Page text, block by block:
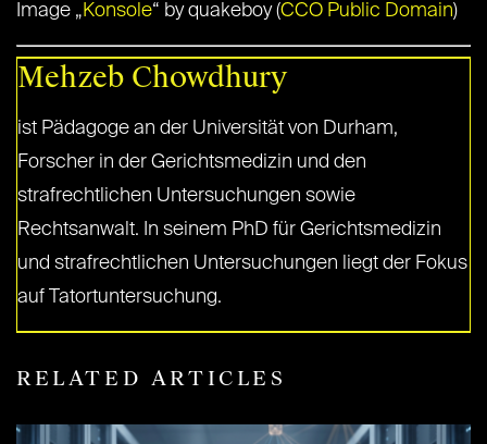
Image „Konsole“ by quakeboy (CCO Public Domain)
Mehzeb Chowdhury
ist Pädagoge an der Universität von Durham,
Forscher in der Gerichtsmedizin und den
strafrechtlichen Untersuchungen sowie
Rechtsanwalt. In seinem PhD für Gerichtsmedizin
und strafrechtlichen Untersuchungen liegt der Fokus
auf Tatortuntersuchung.
RELATED ARTICLES